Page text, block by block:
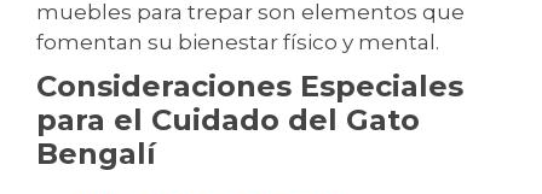
muebles para trepar son elementos que
fomentan su bienestar físico y mental.
Consideraciones Especiales
para el Cuidado del Gato
Bengalí